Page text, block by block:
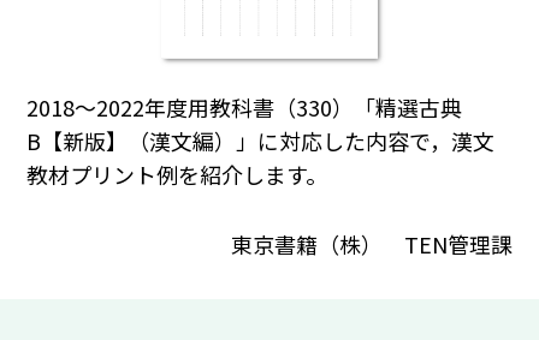
2018～2022年度用教科書（330）「精選古典
B【新版】（漢文編）」に対応した内容で，漢文
教材プリント例を紹介します。
東京書籍（株） TEN管理課